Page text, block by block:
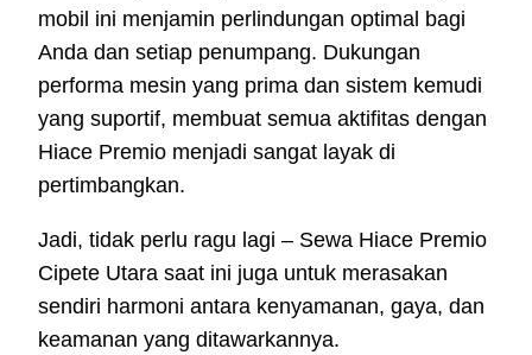
mobil ini menjamin perlindungan optimal bagi
Anda dan setiap penumpang. Dukungan
performa mesin yang prima dan sistem kemudi
yang suportif, membuat semua aktifitas dengan
Hiace Premio menjadi sangat layak di
pertimbangkan.
Jadi, tidak perlu ragu lagi – Sewa Hiace Premio
Cipete Utara saat ini juga untuk merasakan
sendiri harmoni antara kenyamanan, gaya, dan
keamanan yang ditawarkannya.